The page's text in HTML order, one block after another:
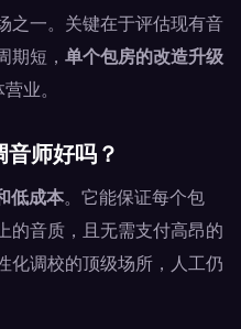
之一。关键在于评估现有音
期短， 单个包房的改造升级
业。
师好吗？
低成本。它能保证每个包
的音质，且无需支付高昂的
化调校的顶级场所，人工仍